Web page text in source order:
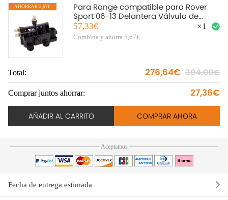
AHORRAR:5,67€
Para Range compatible para Rover
Sport 06-13 Delantera Válvula de
suspensión de aire RVH000095
57,33€
Combina y ahorra 5,67€
×1
Total: 276,64€ 304,00€
Comprar juntos ahorrar: 27,36€
AÑADIR AL CARRITO COMPRAR AHORA
Aceptamos
Fecha de entrega estimada